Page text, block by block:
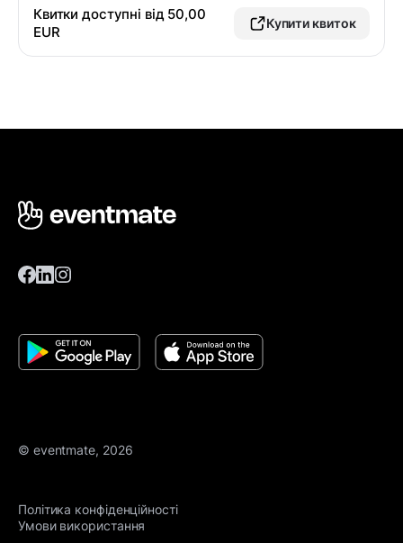
Квитки доступні від 50,00
EUR
Купити квиток
© eventmate, 2026
Політика конфіденційності
Умови використання